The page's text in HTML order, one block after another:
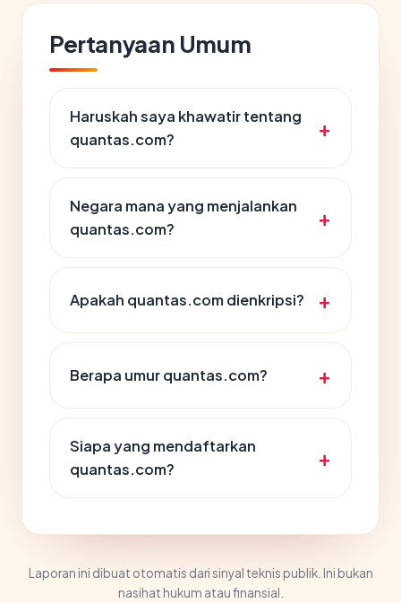
Pertanyaan Umum
Haruskah saya khawatir tentang
quantas.com?
Negara mana yang menjalankan
quantas.com?
Apakah quantas.com dienkripsi?
Berapa umur quantas.com?
Siapa yang mendaftarkan
quantas.com?
Laporan ini dibuat otomatis dari sinyal teknis publik. Ini bukan
nasihat hukum atau finansial.